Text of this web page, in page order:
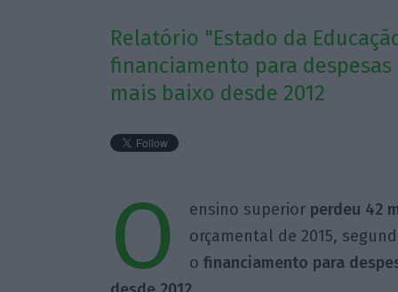
Relatório "Estado da
financiamento para
mais baixo desde 2012
O ensino superiorperdeu 42
orçamental de 2015,
o financiamento para